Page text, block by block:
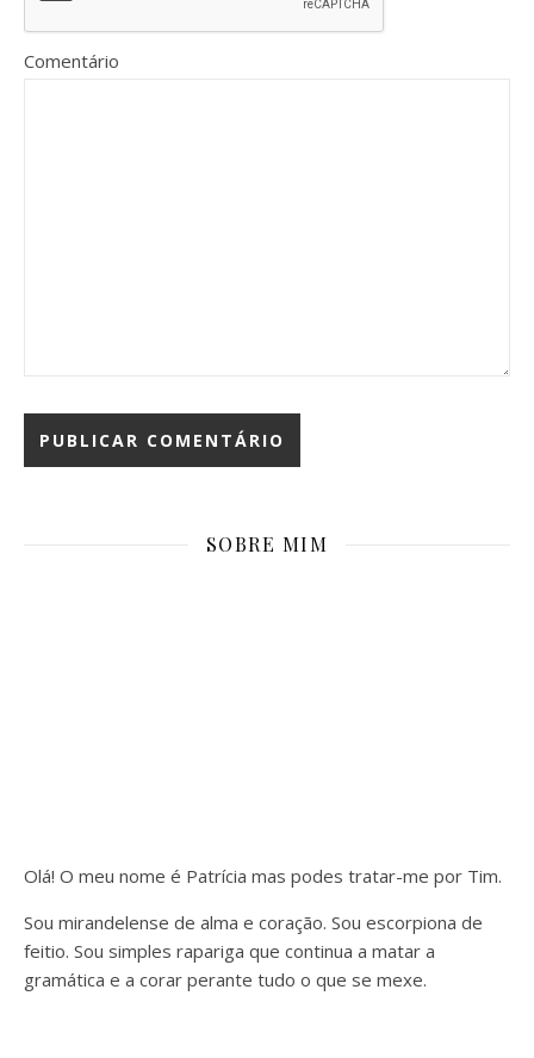
Comentário
SOBRE MIM
Olá! O meu nome é Patrícia mas podes tratar-me por Tim.
Sou mirandelense de alma e coração. Sou escorpiona de
feitio. Sou simples rapariga que continua a matar a
gramática e a corar perante tudo o que se mexe.